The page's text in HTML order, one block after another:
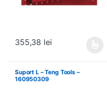
355,38 lei
Suport L – Teng Tools –
160950309